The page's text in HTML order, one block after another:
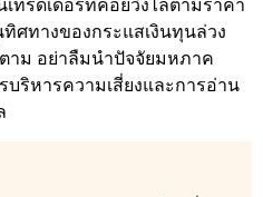
ทรดเดอร์ที่คอยวิ่งไล่ตามราคา
ศทางของกระแสเงินทุนล่วง
าม อย่าลืมนำปัจจัยมหภาค
ริหารความเสี่ยงและการอ่าน